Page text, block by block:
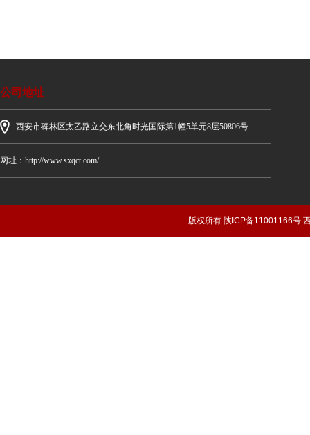
公司地址
西安市碑林区太乙路立交东北角时光国际第1幢5单元8层50806号
网址：http://www.sxqct.com/
版权所有 陕ICP备11001166号